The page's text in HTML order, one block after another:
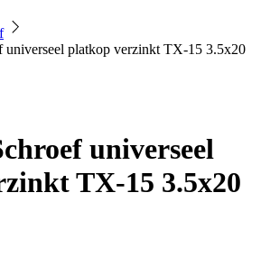
universeel platkop verzinkt TX-15 3.5x20
universeel
TX-15 3.5x20